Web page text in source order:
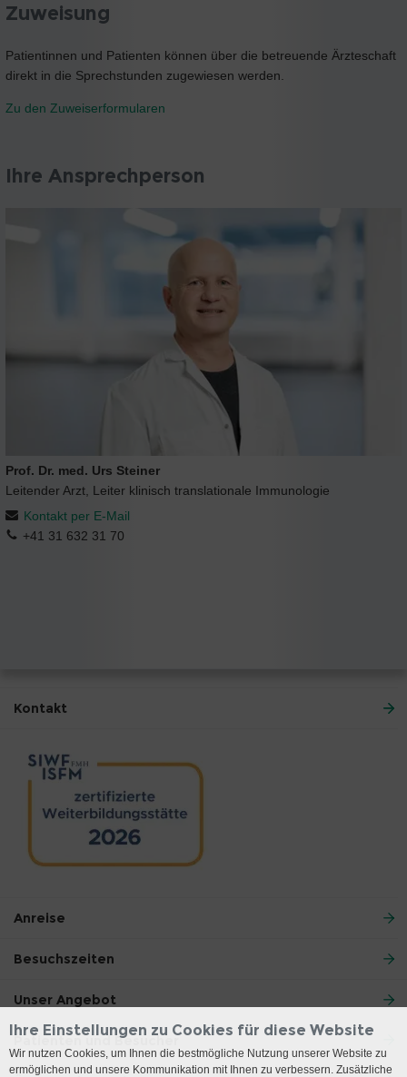
Zuweisung
Patientinnen und Patienten können über die betreuende Ärzteschaft
direkt in die Sprechstunden zugewiesen werden.
Zu den Zuweiserformularen
Ihre Ansprechperson
Prof. Dr. med. Urs Steiner
Leitender Arzt, Leiter klinisch translationale Immunologie
Kontakt per E-Mail
+41 31 632 31 70
Kontakt
Anreise
Besuchszeiten
Unser Angebot
Patienten und Besucher
Ihre Einstellungen zu Cookies für diese Website
Wir nutzen Cookies, um Ihnen die bestmögliche Nutzung unserer Website zu
ermöglichen und unsere Kommunikation mit Ihnen zu verbessern. Zusätzliche